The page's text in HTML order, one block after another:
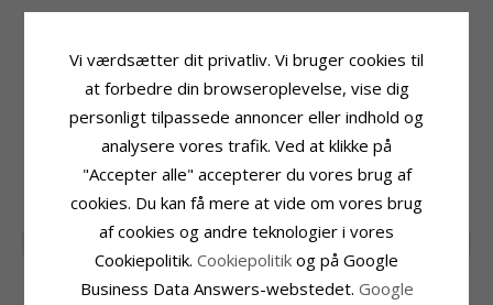
Form: Blomster
Ædelmetal: Forgyldt Messing
Kollektion: Eliné
Mat
Højde: 11,5 mm
5,5 mm
Leveringstid
RELATEREDE PRODUKTER
50% LIMITED
Vi værdsætter dit privatliv. Vi bruger cookies til
at forbedre din browseroplevelse, vise dig
personligt tilpassede annoncer eller indhold og
analysere vores trafik. Ved at klikke på
"Accepter alle" accepterer du vores brug af
cookies. Du kan få mere at vide om vores brug
af cookies og andre teknologier i vores
Cookiepolitik. Cookiepolitik og på Google
Business Data Answers-webstedet. Google